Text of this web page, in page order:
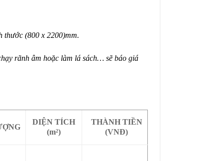
thước (800 x 2200)mm.
rãnh âm hoặc làm lá sách… sẽ báo giá
DIỆN TÍCH
(m²)
THÀNH TIỀN
(VNĐ)